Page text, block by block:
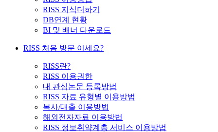
RISS 지식더하기
DB연계 현황
BI 및 배너 다운로드
RISS 처음 방문 이세요?
RISS란?
RISS 이용권한
내 관심논문 등록방법
RISS 자료 유형별 이용방법
복사/대출 이용방법
해외전자자료 이용방법
RISS 정보취약계층 서비스 이용방법